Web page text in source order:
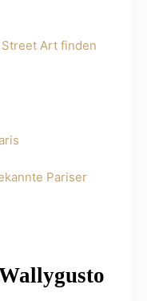
Art finden
Pariser